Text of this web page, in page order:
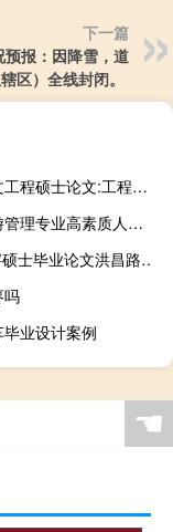
下一篇
报：因降雪，道
区）全线封闭。
论文范文工程硕士论文:工程硕士论文的基本要求
高职旅游管理专业高素质人才培养的保障体系构建,如何培养高素质人才？
20000字硕士毕业论文洪昌路桥公司财务战略与企业成长探讨
吗
业设计案例
☚